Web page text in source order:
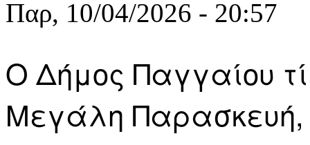
Παρ, 10/04/2026 - 20:57
Ο Δήμος Παγγαίου
Μεγάλη